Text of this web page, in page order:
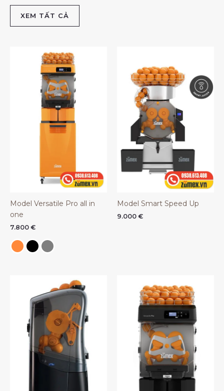
XEM TẤT CẢ
Model Versatile Pro all in
one
7.800 €
Model Smart Speed Up
9.000 €